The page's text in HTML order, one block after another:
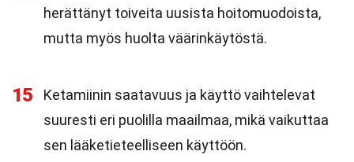
herättänyt toiveita uusista hoitomuodoista,
mutta myös huolta väärinkäytöstä.
15
Ketamiinin saatavuus ja käyttö vaihtelevat
suuresti eri puolilla maailmaa, mikä vaikuttaa
sen lääketieteelliseen käyttöön.